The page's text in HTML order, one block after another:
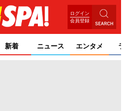
ログイン
会員登録
新着 ニュース エンタメ